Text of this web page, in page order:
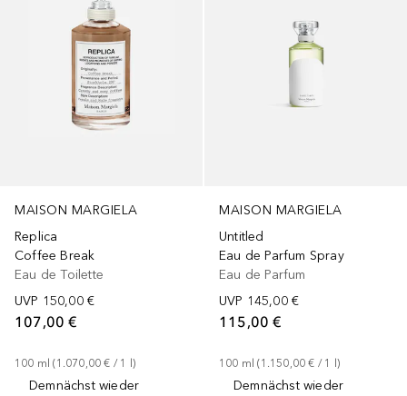
MAISON MARGIELA
Replica
Coffee Break
Eau de Toilette
UVP 150,00 €
107,00 €
100 ml (1.070,00 € / 1 )
Demnächst wieder
MAISON MARGIELA
Untitled
Eau de Parfum Spray
Eau de Parfum
UVP 145,00 €
115,00 €
100 ml (1.150,00 € / 1 )
Demnächst wieder